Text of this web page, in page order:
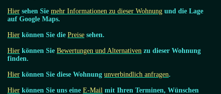
Hier sehen Sie mehr Informationen zu dieser Wohnung und die Lage
auf Google Maps.
Hier können Sie die Preise sehen.
Hier können Sie Bewertungen und Alternativen zu dieser Wohnung
finden.
Hier können Sie diese Wohnung unverbindlich anfragen.
Hier können Sie uns eine E-Mail mit Ihren Terminen, Wünschen